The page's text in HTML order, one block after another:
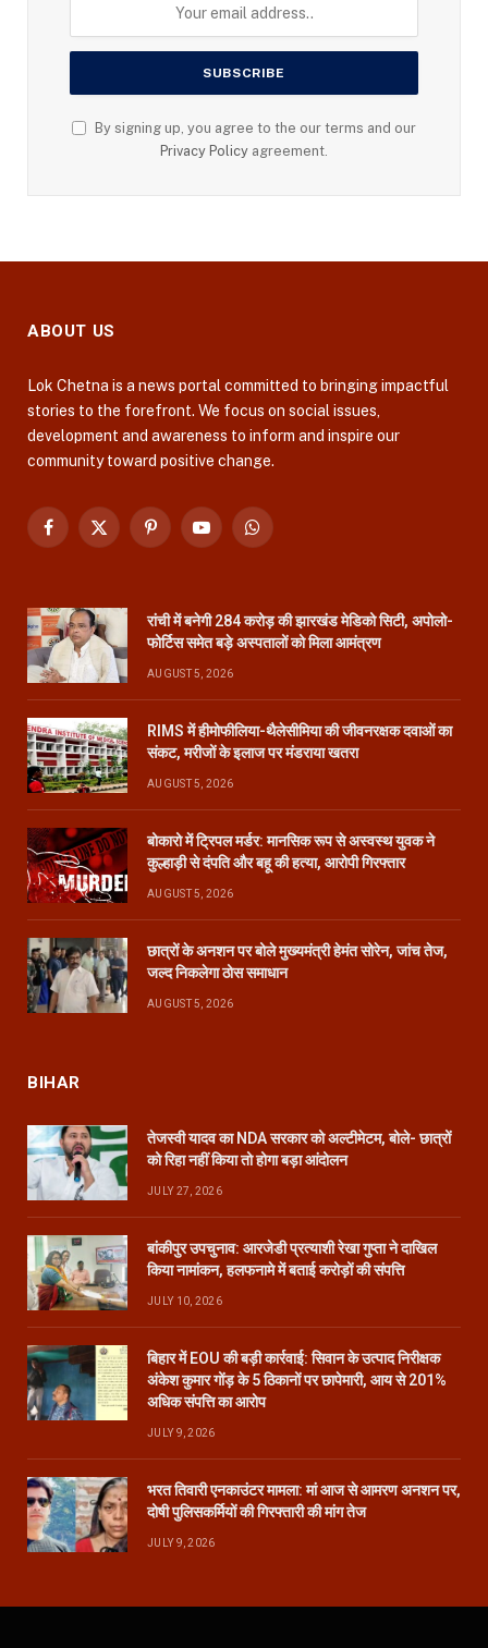
By signing up, you agree to the our terms and our
Privacy Policy agreement.
ABOUT US
Lok Chetna is a news portal committed to bringing impactful
stories to the forefront. We focus on social issues,
development and awareness to inform and inspire our
community toward positive change.
Facebook
X
PinterestYouTubeWhatsApp
रांची में बनेगी 284 करोड़ की झारखंड मेडिको सिटी, अपोलो-
फोर्टिस समेत बड़े अस्पतालों को मिला आमंत्रण
AUGUST 5, 2026
RIMS में हीमोफीलिया-थैलेसीमिया की जीवनरक्षक दवाओं का
संकट, मरीजों के इलाज पर मंडराया खतरा
AUGUST 5, 2026
बोकारो में ट्रिपल मर्डर: मानसिक रूप से अस्वस्थ युवक ने
कुल्हाड़ी से दंपति और बहू की हत्या, आरोपी गिरफ्तार
AUGUST 5, 2026
छात्रों के अनशन पर बोले मुख्यमंत्री हेमंत सोरेन, जांच तेज,
जल्द निकलेगा ठोस समाधान
AUGUST 5, 2026
BIHAR
तेजस्वी यादव का NDA सरकार को अल्टीमेटम, बोले- छात्रों
को रिहा नहीं किया तो होगा बड़ा आंदोलन
JULY 27, 2026
बांकीपुर उपचुनाव: आरजेडी प्रत्याशी रेखा गुप्ता ने दाखिल
किया नामांकन, हलफनामे में बताई करोड़ों की संपत्ति
JULY 10, 2026
बिहार में EOU की बड़ी कार्रवाई: सिवान के उत्पाद निरीक्षक
अंकेश कुमार गोंड़ के 5 ठिकानों पर छापेमारी, आय से 201%
अधिक संपत्ति का आरोप
JULY 9, 2026
भरत तिवारी एनकाउंटर मामला: मां आज से आमरण अनशन पर,
दोषी पुलिसकर्मियों की गिरफ्तारी की मांग तेज
JULY 9, 2026